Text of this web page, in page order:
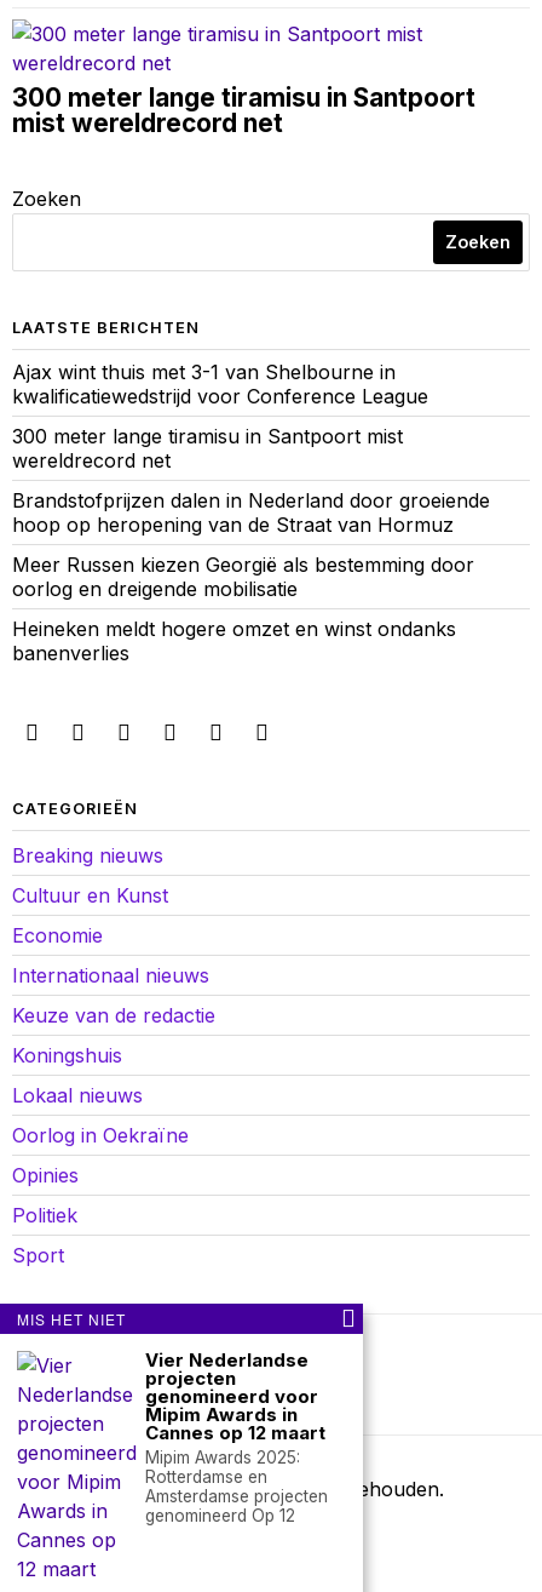
300 meter lange tiramisu in Santpoort
mist wereldrecord net
Zoeken
Zoeken
LAATSTE BERICHTEN
Ajax wint thuis met 3-1 van Shelbourne in
kwalificatiewedstrijd voor Conference League
300 meter lange tiramisu in Santpoort mist
wereldrecord net
Brandstofprijzen dalen in Nederland door groeiende
hoop op heropening van de Straat van Hormuz
Meer Russen kiezen Georgië als bestemming door
oorlog en dreigende mobilisatie
Heineken meldt hogere omzet en winst ondanks
banenverlies
CATEGORIEËN
Breaking nieuws
Cultuur en Kunst
Economie
Internationaal nieuws
Keuze van de redactie
Koningshuis
Lokaal nieuws
Oorlog in Oekraïne
Opinies
Politiek
Sport
Over ons Contact
nieuwsimpuls.online
©2026- Alle rechten voorbehouden.
nieuwsimpuls.online
MIS HET NIET
Vier Nederlandse
projecten
genomineerd voor
Mipim Awards in
Cannes op 12 maart
Mipim Awards 2025:
Rotterdamse en
Amsterdamse projecten
genomineerd Op 12